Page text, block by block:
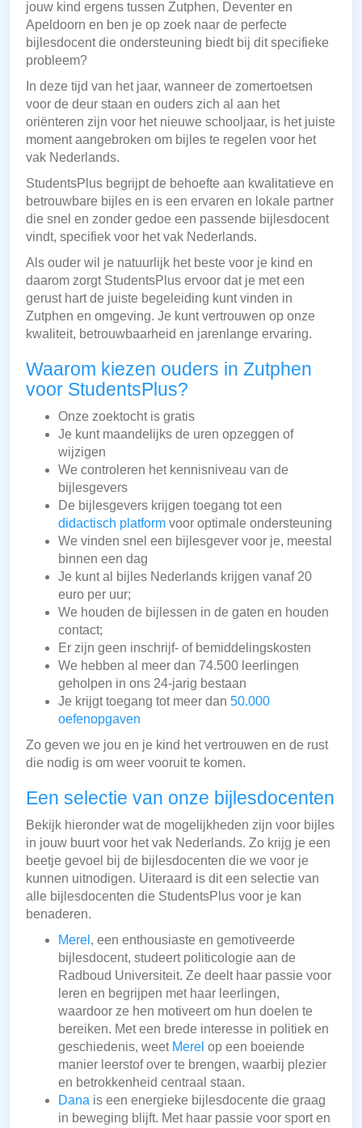
jouw kind ergens tussen Zutphen, Deventer en
Apeldoorn en ben je op zoek naar de perfecte
bijlesdocent die ondersteuning biedt bij dit specifieke
probleem?
In deze tijd van het jaar, wanneer de zomertoetsen
voor de deur staan en ouders zich al aan het
oriënteren zijn voor het nieuwe schooljaar, is het juiste
moment aangebroken om bijles te regelen voor het
vak Nederlands.
StudentsPlus begrijpt de behoefte aan kwalitatieve en
betrouwbare bijles en is een ervaren en lokale partner
die snel en zonder gedoe een passende bijlesdocent
vindt, specifiek voor het vak Nederlands.
Als ouder wil je natuurlijk het beste voor je kind en
daarom zorgt StudentsPlus ervoor dat je met een
gerust hart de juiste begeleiding kunt vinden in
Zutphen en omgeving. Je kunt vertrouwen op onze
kwaliteit, betrouwbaarheid en jarenlange ervaring.
Waarom kiezen ouders in Zutphen
voor StudentsPlus?
Onze zoektocht is gratis
Je kunt maandelijks de uren opzeggen of
wijzigen
We controleren het kennisniveau van de
bijlesgevers
De bijlesgevers krijgen toegang tot een
didactisch platform voor optimale ondersteuning
We vinden snel een bijlesgever voor je, meestal
binnen een dag
Je kunt al bijles Nederlands krijgen vanaf 20
euro per uur;
We houden de bijlessen in de gaten en houden
contact;
Er zijn geen inschrijf- of bemiddelingskosten
We hebben al meer dan 74.500 leerlingen
geholpen in ons 24-jarig bestaan
Je krijgt toegang tot meer dan 50.000
oefenopgaven
Zo geven we jou en je kind het vertrouwen en de rust
die nodig is om weer vooruit te komen.
Een selectie van onze bijlesdocenten
Bekijk hieronder wat de mogelijkheden zijn voor bijles
in jouw buurt voor het vak Nederlands. Zo krijg je een
beetje gevoel bij de bijlesdocenten die we voor je
kunnen uitnodigen. Uiteraard is dit een selectie van
alle bijlesdocenten die StudentsPlus voor je kan
benaderen.
Merel , een enthousiaste en gemotiveerde
bijlesdocent, studeert politicologie aan de
Radboud Universiteit. Ze deelt haar passie voor
leren en begrijpen met haar leerlingen,
waardoor ze hen motiveert om hun doelen te
bereiken. Met een brede interesse in politiek en
geschiedenis, weet Merel op een boeiende
manier leerstof over te brengen, waarbij plezier
en betrokkenheid centraal staan.
Dana is een energieke bijlesdocente die graag
in beweging blijft. Met haar passie voor sport en